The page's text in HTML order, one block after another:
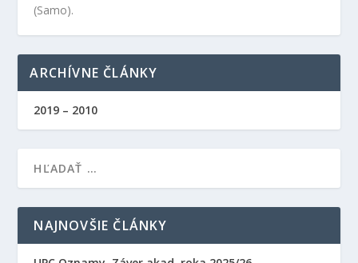
(Samo).
ARCHÍVNE ČLÁNKY
2019 – 2010
NAJNOVŠIE ČLÁNKY